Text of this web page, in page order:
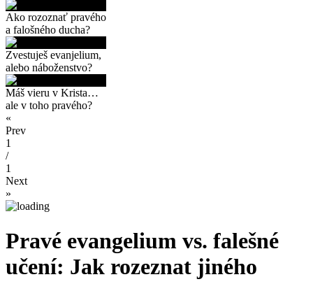
Ako rozoznať pravého
a falošného ducha?
Zvestuješ evanjelium,
alebo náboženstvo?
Máš vieru v Krista…
ale v toho pravého?
«
Prev
1
/
1
Next
»
Pravé evangelium vs. falešné
učení: Jak rozeznat jiného